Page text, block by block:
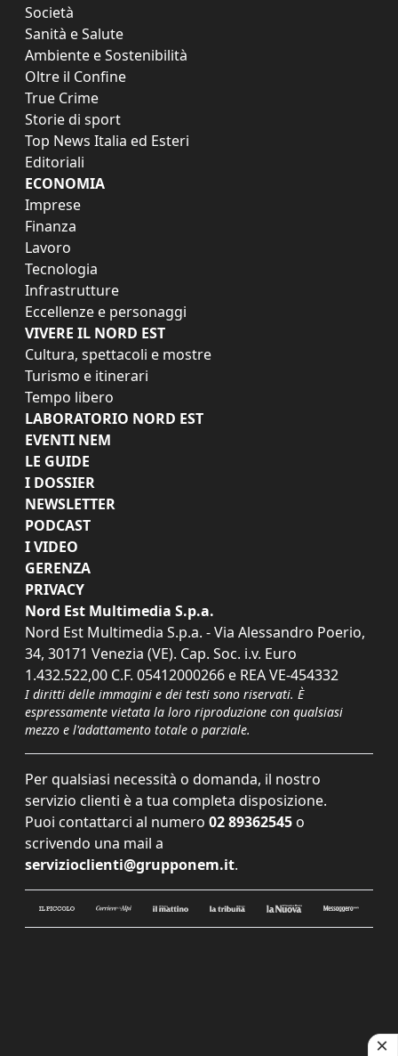
Società
Sanità e Salute
Ambiente e Sostenibilità
Oltre il Confine
True Crime
Storie di sport
Top News Italia ed Esteri
Editoriali
ECONOMIA
Imprese
Finanza
Lavoro
Tecnologia
Infrastrutture
Eccellenze e personaggi
VIVERE IL NORD EST
Cultura, spettacoli e mostre
Turismo e itinerari
Tempo libero
LABORATORIO NORD EST
EVENTI NEM
LE GUIDE
I DOSSIER
NEWSLETTER
PODCAST
I VIDEO
GERENZA
PRIVACY
Nord Est Multimedia S.p.a.
Nord Est Multimedia S.p.a. - Via Alessandro Poerio,
34, 30171 Venezia (VE). Cap. Soc. i.v. Euro
1.432.522,00 C.F. 05412000266 e REA VE-454332
I diritti delle immagini e dei testi sono riservati. È
espressamente vietata la loro riproduzione con qualsiasi
mezzo e l'adattamento totale o parziale.
Per qualsiasi necessità o domanda, il nostro
servizio clienti è a tua completa disposizione.
Puoi contattarci al numero 02 89362545 o
scrivendo una mail a
servizioclienti@grupponem.it.